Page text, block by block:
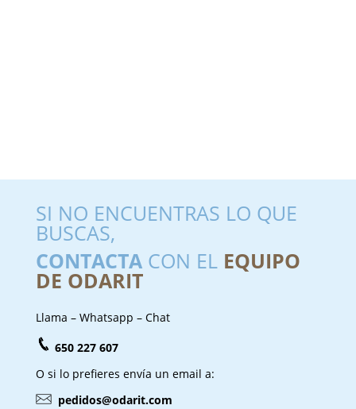
SI NO ENCUENTRAS LO QUE
BUSCAS,
CONTACTACON EL EQUIPO
DE ODARIT
Llama – Whatsapp – Chat
650 227 607
O si lo prefieres envía un email a:
pedidos@odarit.com